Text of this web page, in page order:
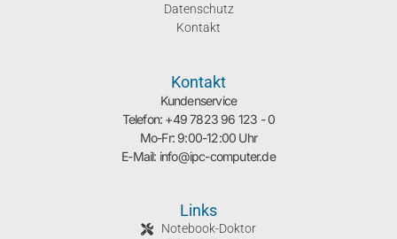
Datenschutz
Kontakt
Kontakt
Kundenservice
Telefon: +49 7823 96 123 - 0
Mo-Fr: 9:00-12:00 Uhr
E-Mail: info@ipc-computer.de
Links
Notebook-Doktor